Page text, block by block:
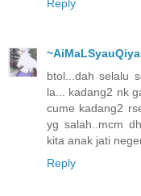
Reply
btol...dah selalu
la... kadang2 nk
cume kadang2
yg salah..mcm
kita anak jati
Reply